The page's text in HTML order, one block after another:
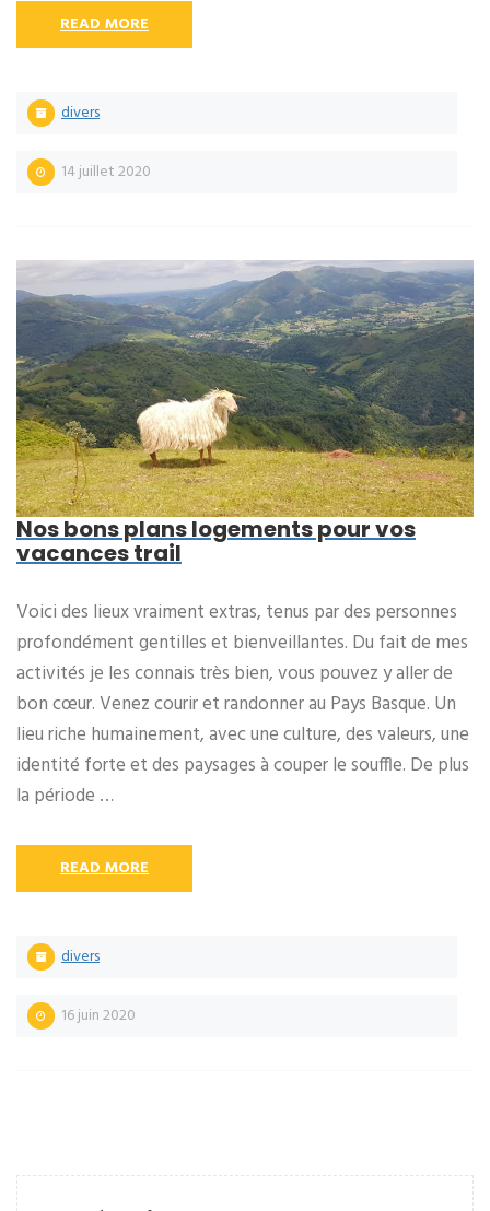
READ MORE
divers
14 juillet 2020
Nos bons plans logements pour vos
vacances trail
Voici des lieux vraiment extras, tenus par des personnes
profondément gentilles et bienveillantes. Du fait de mes
activités je les connais très bien, vous pouvez y aller de
bon cœur. Venez courir et randonner au Pays Basque. Un
lieu riche humainement, avec une culture, des valeurs, une
identité forte et des paysages à couper le souffle. De plus
la période …
READ MORE
divers
16 juin 2020